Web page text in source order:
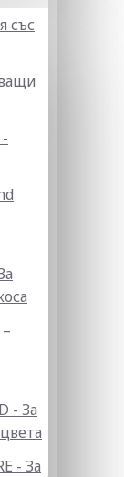
със
- За
- За